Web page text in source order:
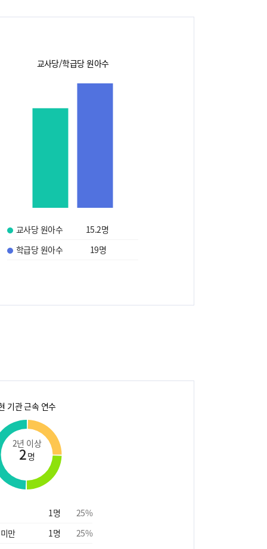
교사당/학급당 원아수
교사당 원아수 15.2명
학급당 원아수
19명
기관 근속 연수
2년 이상
2명
1 명 25%
만
1 명 25%